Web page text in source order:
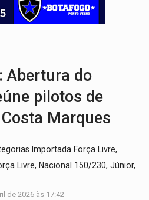
Chapa vitaminada pode alcançar larga e boa
Abertura do
pilotos de
Marques
Importada Força Livre,
Livre, Nacional 150/230, Júnior,
de 2026 às 17:42